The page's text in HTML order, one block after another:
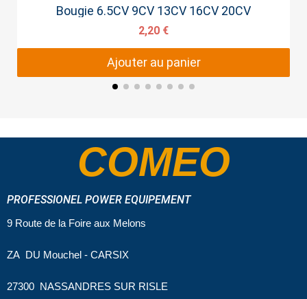
Aperçu rapide
Bougie 6.5CV 9CV 13CV 16CV 20CV
2,20 €
Ajouter au panier
COMEO
PROFESSIONEL POWER EQUIPEMENT
9 Route de la Foire aux Melons
ZA DU Mouchel - CARSIX
27300 NASSANDRES SUR RISLE